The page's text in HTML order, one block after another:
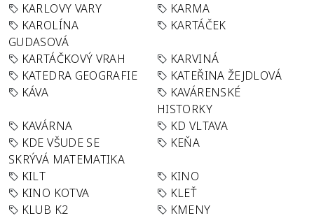
KARLOVY VARY
KARMA
KAROLÍNA
GUDASOVÁ
KARTÁČEK
KARTÁČKOVÝ VRAH
KARVINÁ
KATEDRA GEOGRAFIE
KATEŘINA ŽEJDLOVÁ
KÁVA
KAVÁRENSKÉ
HISTORKY
KAVÁRNA
KD VLTAVA
KDE VŠUDE SE
SKRÝVÁ MATEMATIKA
KEŇA
KILT
KINO
KINO KOTVA
KLEŤ
KLUB K2
KMENY